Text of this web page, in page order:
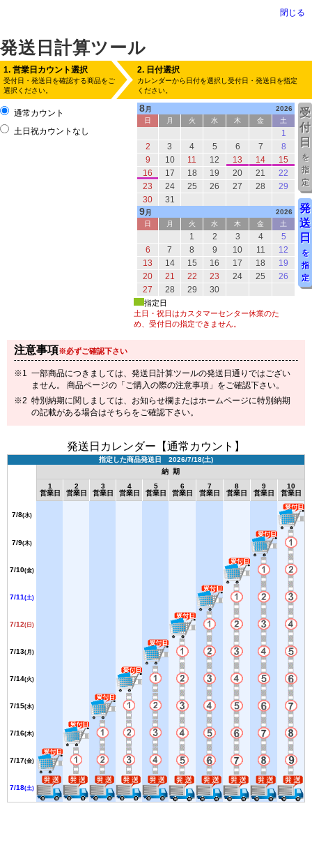
発送日計算ツール
閉じる
1. 営業日カウント選択
受付日・発送日を確認する商品をご
選択ください。
2. 日付選択
カレンダーから日付を選択し受付日・発送日を指定
ください。
通常カウント
土日祝カウントなし
8月
2026
日
月 火 水 木 金 土
1
2
3 4 5 6 7
8
9
10 11 12 13 14
15
16
17 18 19 20 21
22
23
24 25 26 27 28
29
30
31
9月
2026
日
月 火 水 木 金 土
1 2 3 4
5
6
7 8 9 10 11
12
13
14 15 16 17 18
19
20
21 22 23 24 25
26
27
28 29 30
指定日
土日・祝日はカスタマーセンター休業のた
め、受付日の指定できません。
受
付
日
を
指
定
発
送
日
を
指
定
注意事項※必ずご確認下さい
一部商品につきましては、発送日計算ツールの発送日通りではござい
ません。 商品ページの「ご購入の際の注意事項」をご確認下さい。
特別納期に関しましては、お知らせ欄またはホームページに特別納期
の記載がある場合はそちらをご確認下さい。
発送日カレンダー【通常カウント】
指定した商品発送日 2026/7/18(土)
納 期
1
営業日
2
営業日
3
営業日
4
営業日
5
営業日
6
営業日
7
営業日
8
営業日
9
営業日
10
営業日
7/8(水)
7/9(木)
7/10(金)
7/11 (土)
7/12(日)
7/13(月)
7/14(火)
7/15(水)
7/16(木)
7/17(金)
7/18(土)